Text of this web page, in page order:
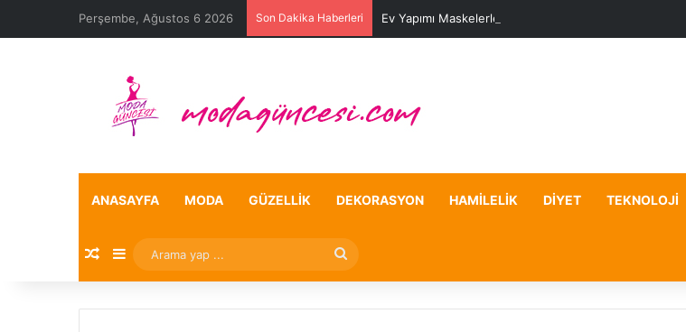
Perşembe, Ağustos 6 2026 Son Dakika Haberleri Ev Yapımı Maskelerle Leke Sorununa Çözüm Önerileri
ANASAYFA MODA GÜZELLIK DEKORASYON HAMILELIK DIYET TEKNOLOJI
Rastgele Makale
Kenar Bölmesi
Arama
yap